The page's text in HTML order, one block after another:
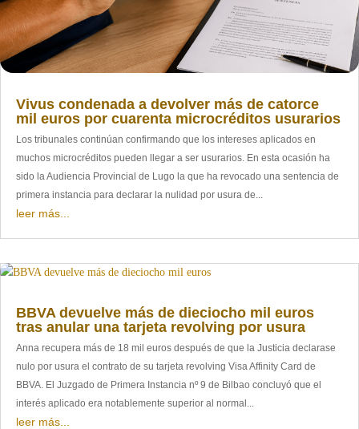
Vivus condenada a devolver más de catorce
mil euros por cuarenta microcréditos usurarios
Los tribunales continúan confirmando que los intereses aplicados en
muchos microcréditos pueden llegar a ser usurarios. En esta ocasión ha
sido la Audiencia Provincial de Lugo la que ha revocado una sentencia de
primera instancia para declarar la nulidad por usura de...
leer más...
BBVA devuelve más de dieciocho mil euros
tras anular una tarjeta revolving por usura
Anna recupera más de 18 mil euros después de que la Justicia declarase
nulo por usura el contrato de su tarjeta revolving Visa Affinity Card de
BBVA. El Juzgado de Primera Instancia nº 9 de Bilbao concluyó que el
interés aplicado era notablemente superior al normal...
leer más...